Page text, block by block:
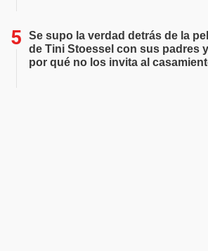
Se supo la verdad detrás de la
de Tini Stoessel con sus padres y
por qué no los invita al